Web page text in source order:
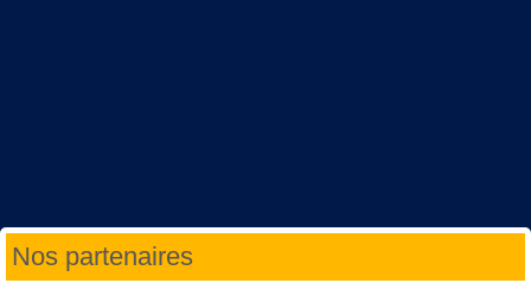
Nos partenaires
Année
précédente
Mois
précédent
Année
suivante
Mois
suivant